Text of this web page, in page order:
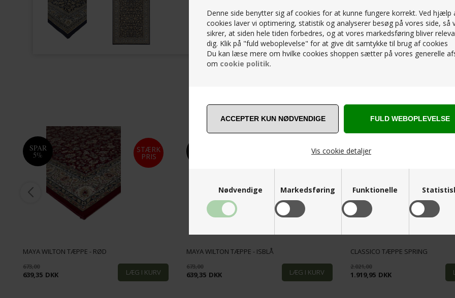
Denne side benytter sig af cookies for at kunne fungere korrekt. Ved hjælp
cookies laver vi optimering, statistik og analyserer besøg på vores side, så
sikrer, at siden hele tiden forbedres, og at vores markedsføring bliver
dig. Klik på "fuld weboplevelse" for at give dit samtykke til brug af cookies
Du kan læse mere om hvilke cookies shoppen sætter på vores generelle
om cookie politik.
Vis cookie detaljer
Nødvendige Markedsføring Funktionelle
SPAR
5%
STÆRK
PRIS
MAYA WILTON TÆPPE - RØD
673,00
639,35 DKK
STÆRK
PRIS
MAYA WILTON TÆPPE - ISBLÅ
673,00
639,35 DKK
SPAR
5%
CLASSICO TÆPPE SPRING
2.021,00
1.919,95 DKK